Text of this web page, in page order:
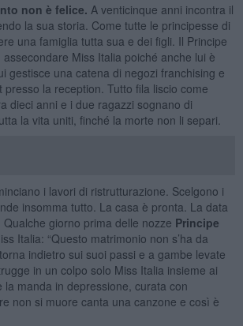
non è felice. A venticinque anni incontra il
la sua storia. Come tutte le principesse di
una famiglia tutta sua e dei figli. Il Principe
Miss Italia poiché anche lui è
gestisce una catena di negozi franchising e
presso la reception. Tutto fila liscio come
dieci anni e i due ragazzi sognano di
la vita uniti, finché la morte non li separi.
i lavori di ristrutturazione. Scelgono i
insomma tutto. La casa è pronta. La data
giorno prima delle nozze Principe
Italia: “Questo matrimonio non s’ha da
indietro sui suoi passi e a gambe levate
in un colpo solo Miss Italia insieme ai
la manda in depressione, curata con
non si muore canta una canzone e così è